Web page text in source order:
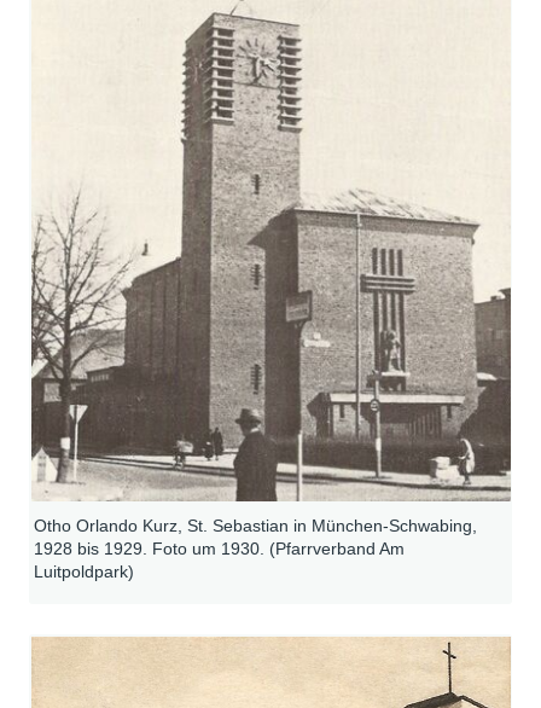
Otho Orlando Kurz, St. Sebastian in München-Schwabing,
1928 bis 1929. Foto um 1930. (Pfarrverband Am
Luitpoldpark)